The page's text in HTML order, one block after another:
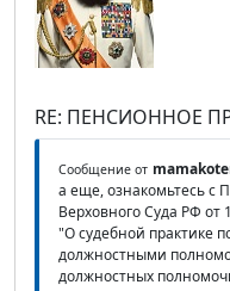
RE: ПЕНСИОННОЕ
Сообщение от
а еще, ознакомьтесь с
Верховного Суда РФ от
"О судебной практике
должностными
должностных